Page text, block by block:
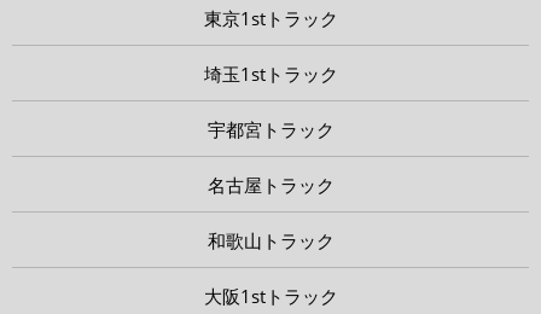
東京1stトラック
埼玉1stトラック
宇都宮トラック
名古屋トラック
和歌山トラック
大阪1stトラック